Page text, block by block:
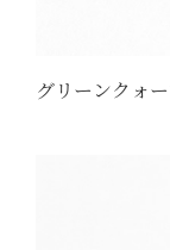
グリーンクォ